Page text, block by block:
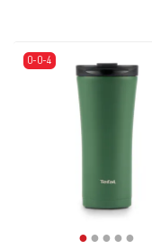
0-0-4
●● ● ● ●